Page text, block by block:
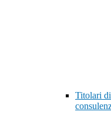
Titolari